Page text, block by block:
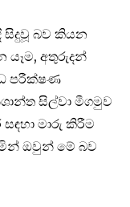
සිදුවූ බව කියන
යෑම, අතුරුදන්
පරීක්ෂණ
සිල්වා මීගමුව
මාරු කිරීම
ඔවුන් මේ බව